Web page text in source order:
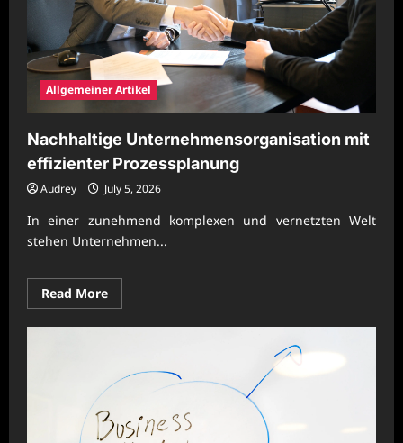
Allgemeiner Artikel
Nachhaltige Unternehmensorganisation mit
effizienter Prozessplanung
Audrey July 5, 2026
In einer zunehmend komplexen und vernetzten Welt
stehen Unternehmen...
Read MoreRead
more
Nachhaltige
effizienter
Prozessplanung